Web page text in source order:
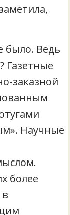
было. Ведь
Газетные
заказной
Научные
более